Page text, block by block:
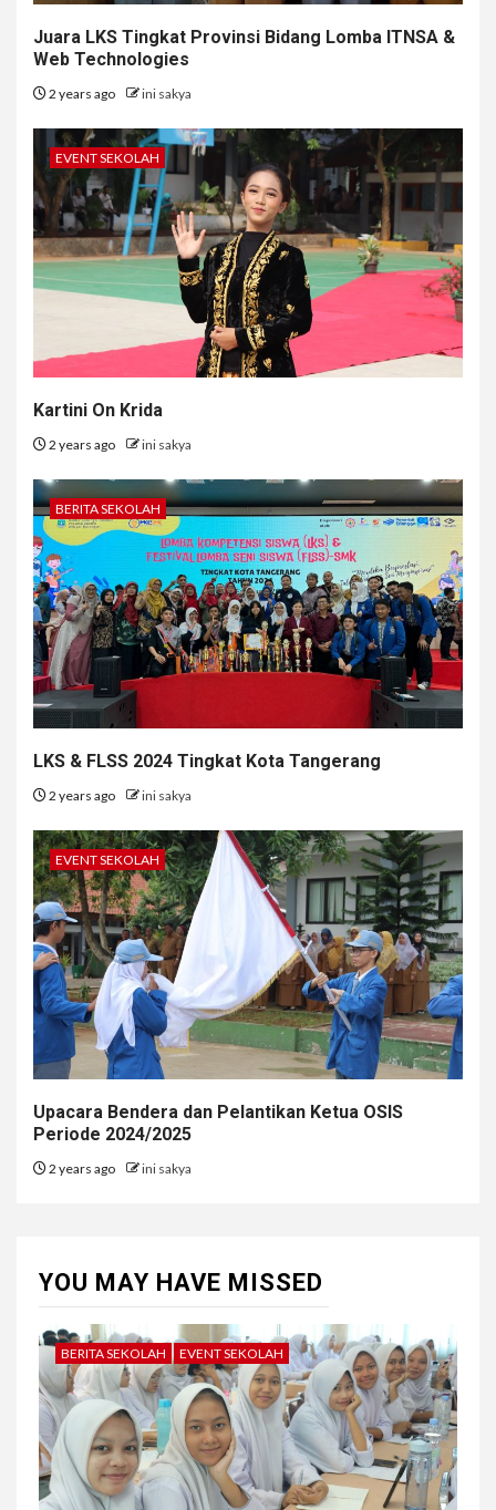
Juara LKS Tingkat Provinsi Bidang Lomba ITNSA &
Web Technologies
2 years ago ini sakya
EVENT SEKOLAH
Kartini On Krida
2 years ago ini sakya
BERITA SEKOLAH
LKS & FLSS 2024 Tingkat Kota Tangerang
2 years ago ini sakya
EVENT SEKOLAH
Upacara Bendera dan Pelantikan Ketua OSIS
Periode 2024/2025
2 years ago ini sakya
YOU MAY HAVE MISSED
BERITA SEKOLAH EVENT SEKOLAH